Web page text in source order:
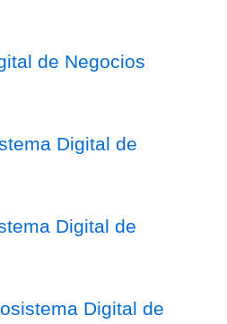
de Negocios
Digital de
Digital de
Digital de